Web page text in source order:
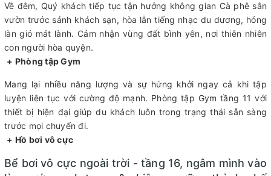
Về đêm, Quý khách tiếp tục tận hưởng không gian Cà phê sân
vườn trước sảnh khách sạn, hòa lẫn tiếng nhạc du dương, hóng
làn gió mát lành. Cảm nhận vùng đất bình yên, nơi thiên nhiên
con người hòa quyện.
+ Phòng tập Gym
Mang lại nhiều năng lượng và sự hứng khởi ngay cả khi tập
luyện liên tục với cường độ mạnh. Phòng tập Gym tầng 11 với
thiết bị hiện đại giúp du khách luôn trong trạng thái sẵn sàng
trước mọi chuyến đi.
+ Hồ bơi vô cực
Bể bơi vô cực ngoài trời - tầng 16, ngâm mình vào